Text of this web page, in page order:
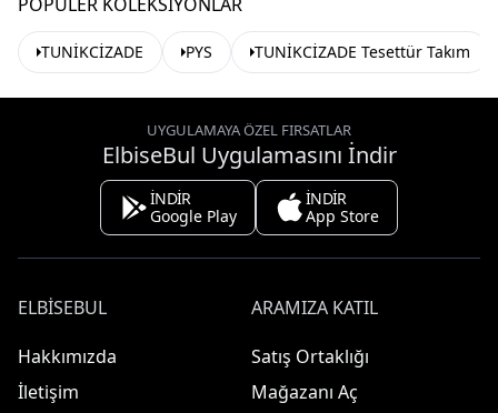
TUNİKCİZADE PYS TUNİKCİZADE Tesettür Takım
UYGULAMAYA ÖZEL FIRSATLAR
ElbiseBul Uygulamasını İndir
İNDİR
Google Play
İNDİR
App Store
ELBISEBUL
Hakkımızda
İletişim
ARAMIZA KATIL
Satış Ortaklığı
Mağazanı Aç